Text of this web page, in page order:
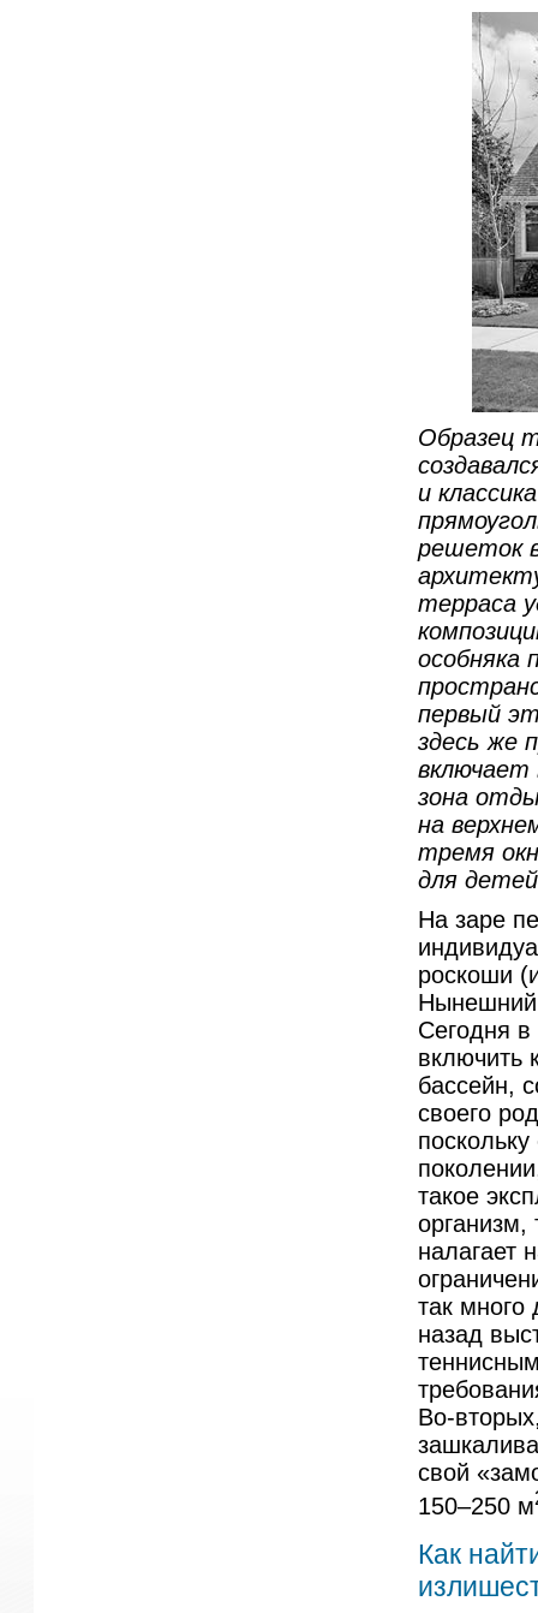
Образец
и
решеток
терраса
особняка
первый
здесь же
включает
зона
на
тремя
для детей
На заре
роскоши
Нынешний
Сегодня в
включить
бассейн,
своего
такое
налагает
так много
назад
Во-
свой
150–250 м
Как